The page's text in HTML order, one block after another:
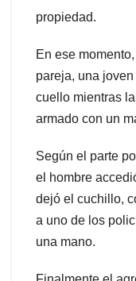
propiedad.
En ese
pareja, una
cuello mientras
armado con un
Según el parte
el hombre
dejó el cuchillo,
a uno de los
una mano.